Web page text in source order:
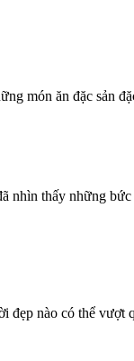
món ăn đặc sản
nhìn thấy những
nào có thể vượt